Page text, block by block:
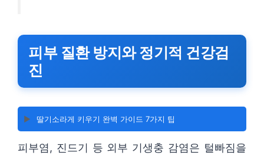
피부 질환 방지와 정기적 건강검
진
▶️ 딸기소라게 키우기 완벽 가이드 7가지 팁
피부염, 진드기 등 외부 기생충 감염은 털빠짐을